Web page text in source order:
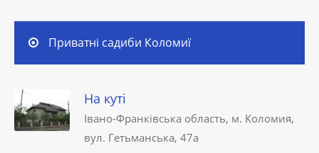
Приватні садиби Коломиї
На куті
Івано-Франківська область, м. Коломия,
вул. Гетьманська, 47а